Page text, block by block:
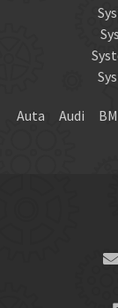
Auta Audi